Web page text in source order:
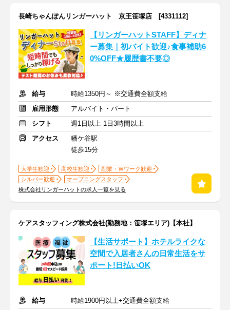
長崎ちゃんぽんリンガーハット 京王笹塚店 [4331112]
【リンガーハットSTAFF】ディナ
ー募集｜初バイト歓迎♪食事補助6
0%OFF★履歴書不要◎
給与
時給1350円～ ※交通費全額支給
雇用形態
アルバイト・パート
シフト
週1日以上 1日3時間以上
アクセス
幡ケ谷駅
徒歩15分
大学生歓迎 高校生歓迎
副業・Ｗワーク歓迎
シルバー歓迎
オープニングスタッフ
株式会社リンガーハットの求人一覧を見る
ケアスタッフィング株式会社(勤務地：笹塚エリア)【本社】
【生活サポート】ホテルライクな
空間で入居者さんの日常生活をサ
ポート!日払いOK
給与
時給1900円以上+交通費全額支給